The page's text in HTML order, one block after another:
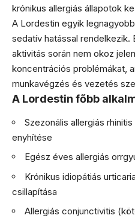
krónikus allergiás állapotok
A Lordestin egyik
sedatív hatással rendelkezik.
aktivitás során nem okoz
koncentrációs problémákat,
munkavégzés és vezetés
A Lordestin főbb
Szezonális allergiás
enyhítése
Egész éves allergiás
Krónikus idiopátiás
csillapítása
Allergiás conjunctivitis